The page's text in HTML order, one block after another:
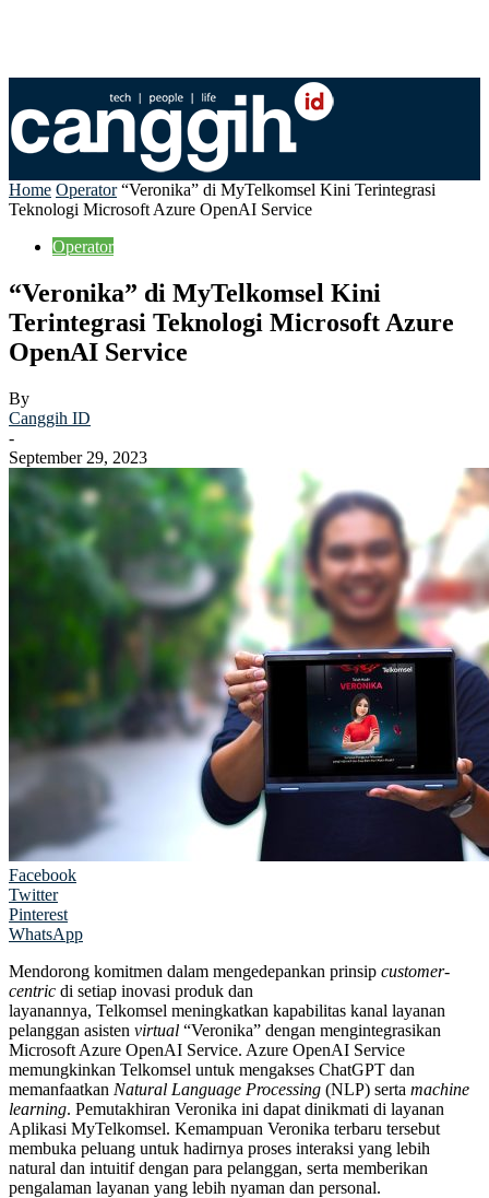
Home Operator “Veronika” di MyTelkomsel Kini Terintegrasi
Teknologi Microsoft Azure OpenAI Service
Operator
“Veronika” di MyTelkomsel Kini
Terintegrasi Teknologi Microsoft Azure
OpenAI Service
By
Canggih ID
-
September 29, 2023
Facebook
Twitter
Pinterest
WhatsApp
Mendorong komitmen dalam mengedepankan prinsip customer-
centric di setiap inovasi produk dan
layanannya, Telkomsel meningkatkan kapabilitas kanal layanan
pelanggan asisten virtual “Veronika” dengan mengintegrasikan
Microsoft Azure OpenAI Service. Azure OpenAI Service
memungkinkan Telkomsel untuk mengakses ChatGPT dan
memanfaatkan Natural Language Processing (NLP) serta machine
learning. Pemutakhiran Veronika ini dapat dinikmati di layanan
Aplikasi MyTelkomsel. Kemampuan Veronika terbaru tersebut
membuka peluang untuk hadirnya proses interaksi yang lebih
natural dan intuitif dengan para pelanggan, serta memberikan
pengalaman layanan yang lebih nyaman dan personal.